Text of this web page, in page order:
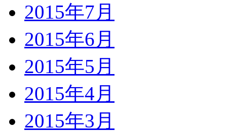
2015年7月
2015年6月
2015年5月
2015年4月
2015年3月